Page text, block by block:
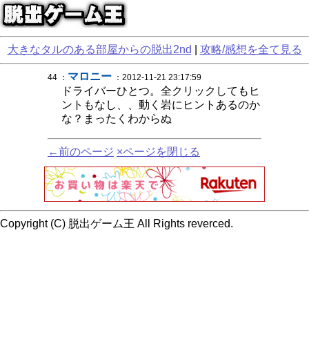
大きなタルのある部屋からの脱出2nd 攻略/感想を全て見る
44 ： マロニー ：2012-11-21 23:17:59
ドライバーひとつ。全クリックしてもヒ
ントもなし、、動く岩にヒントあるのか
な？まったくわからぬ
←前のページ ×ページを閉じる
Copyright (C) 脱出ゲーム王 All Rights reverced.